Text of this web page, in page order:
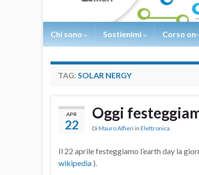
Chi sono Sostienimi Corso
TAG: SOLAR NERGY
APR
22
Oggi
DiMauro Alfieri in Elettronica
Il 22 aprile festeggiamo l’earth day la
wikipedia ).